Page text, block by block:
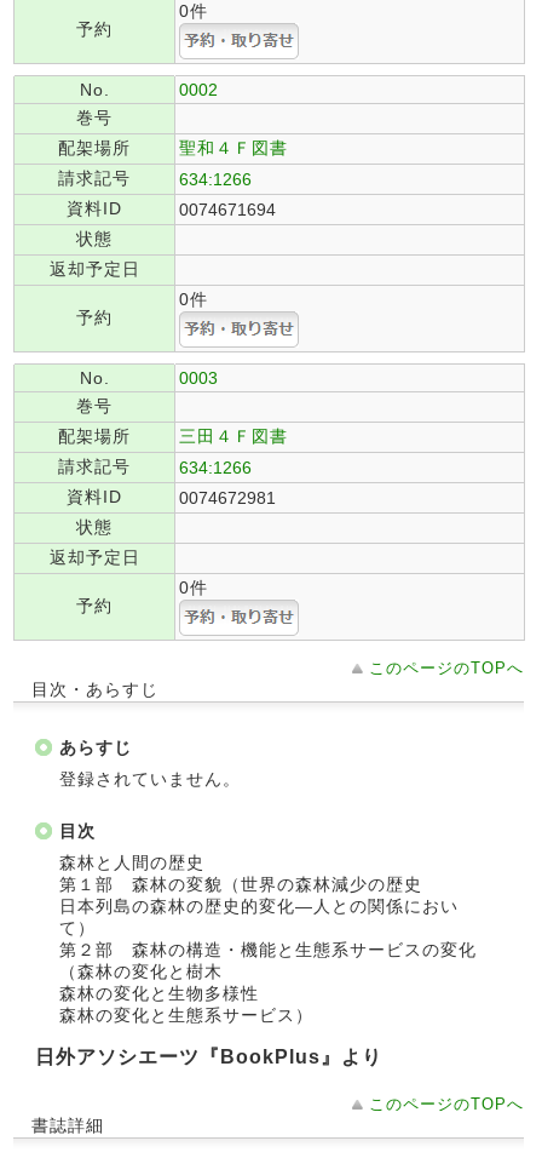
予約
0件
No.
0002
巻号
配架場所
聖和４Ｆ図書
請求記号
634:1266
資料ID
0074671694
状態
返却予定日
予約
0件
No.
0003
巻号
配架場所
三田４Ｆ図書
請求記号
634:1266
資料ID
0074672981
状態
返却予定日
予約
0件
このページのTOPへ
目次・あらすじ
あらすじ
登録されていません。
目次
森林と人間の歴史
第１部 森林の変貌（世界の森林減少の歴史
日本列島の森林の歴史的変化―人との関係におい
て）
第２部 森林の構造・機能と生態系サービスの変化
（森林の変化と樹木
森林の変化と生物多様性
森林の変化と生態系サービス）
日外アソシエーツ『BookPlus』より
このページのTOPへ
書誌詳細